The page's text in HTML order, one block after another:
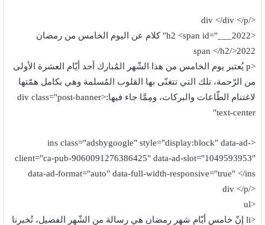
</div </div </p
<h2 <span id="___2022" كلام عن اليوم الخامس من رمضان
2022</span </h2
<p يُعتبر يوم الخامس من هذا الشّهر المُبارك أحد أيّام العشرة الأولى
من الرّحمة، تلك التي تتغنّى بها القلوب المُسلمة وهي بكامل همّتها
لاغتنام الطّاعات والبركات، ومِمَّا جاء فيها:<div class="post-banner
text-center"
<ins class="adsbygoogle" style="display:block" data-ad-
client="ca-pub-9060091276386425" data-ad-slot="1049593953"
data-ad-format="auto" data-full-width-responsive="true" </ins
</div </p
<ul
<li إنّ خامس أيّام شهر رمضان هي رسالة من الشّهر الفضيل، تُخبرنا